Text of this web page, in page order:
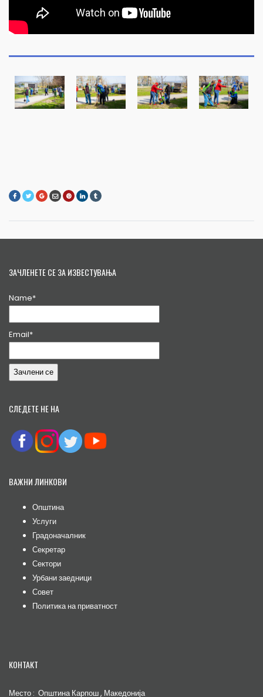
ЗАЧЛЕНЕТЕ СЕ ЗА ИЗВЕСТУВАЊА
Name*
Email*
СЛЕДЕТЕ НЕ НА
ВАЖНИ ЛИНКОВИ
Општина
Услуги
Градоначалник
Секретар
Сектори
Урбани заедници
Совет
Политика на приватност
КОНТАКТ
Место : Општина Карпош , Македонија